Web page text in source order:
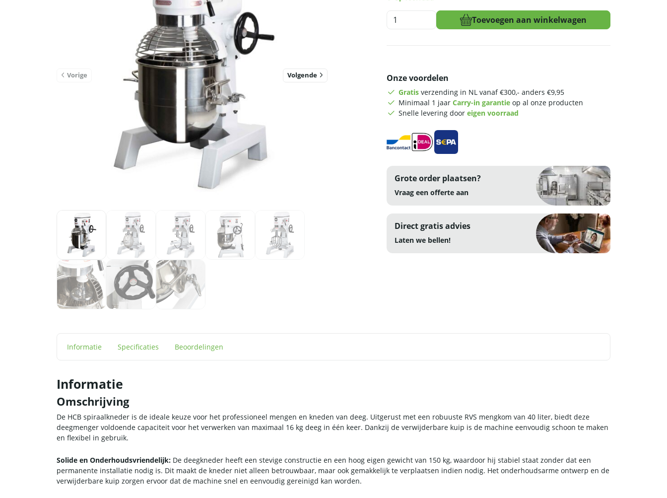
Vorige Volgende
HCB
Planeetmenger
230V
RVS
aantal
Toevoegen aan winkelwagen
Onze voordelen
Gratis verzending in NL vanaf €300,- anders €9,95
Minimaal 1 jaar Carry-in garantie op al onze producten
Snelle levering door eigen voorraad
Grote order plaatsen?
Vraag een offerte aan
Direct gratis advies
Laten we bellen!
Informatie Specificaties Beoordelingen
Informatie
Omschrijving
De HCB spiraalkneder is de ideale keuze voor het professioneel mengen en kneden van deeg. Uitgerust met een robuuste RVS mengkom van 40 liter, biedt deze
deegmenger voldoende capaciteit voor het verwerken van maximaal 16 kg deeg in één keer. Dankzij de verwijderbare kuip is de machine eenvoudig schoon te maken
en flexibel in gebruik.
Solide en Onderhoudsvriendelijk: De deegkneder heeft een stevige constructie en een hoog eigen gewicht van 150 kg, waardoor hij stabiel staat zonder dat een
permanente installatie nodig is. Dit maakt de kneder niet alleen betrouwbaar, maar ook gemakkelijk te verplaatsen indien nodig. Het onderhoudsarme ontwerp en de
verwijderbare kuip zorgen ervoor dat de machine snel en eenvoudig gereinigd kan worden.